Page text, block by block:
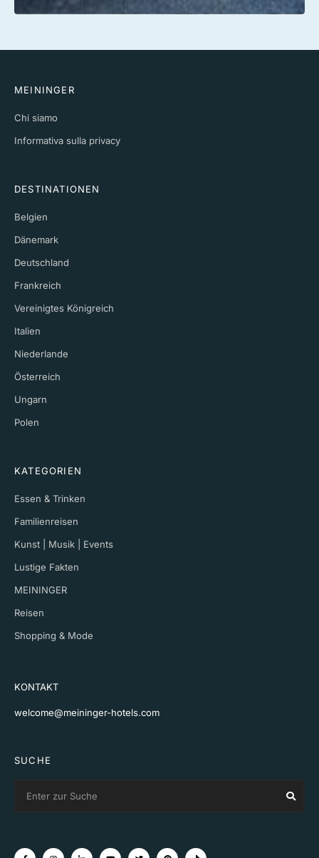
MEININGER
Chi siamo
Informativa sulla privacy
DESTINATIONEN
Belgien
Dänemark
Deutschland
Frankreich
Vereinigtes Königreich
Italien
Niederlande
Österreich
Ungarn
Polen
KATEGORIEN
Essen & Trinken
Familienreisen
Kunst | Musik | Events
Lustige Fakten
MEININGER
Reisen
Shopping & Mode
KONTAKT
welcome@meininger-hotels.com
SUCHE
for: